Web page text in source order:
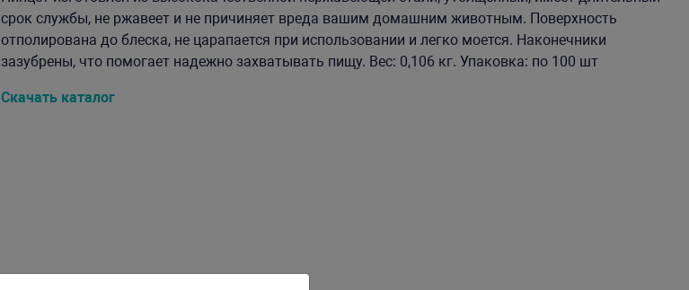
срок службы, не ржавеет и не причиняет вреда вашим домашним животным. Поверхность
отполирована до блеска, не царапается при использовании и легко моется. Наконечники
зазубрены, что помогает надежно захватывать пищу. Вес: 0,106 кг. Упаковка: по 100 шт
Скачать каталог